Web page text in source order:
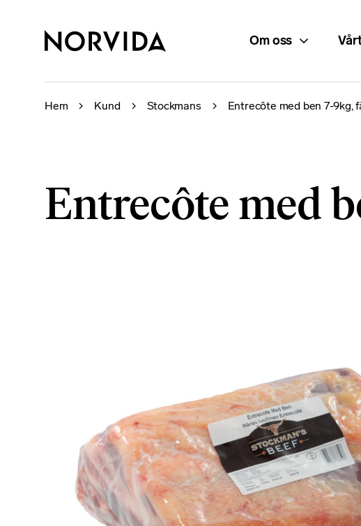
Om oss
Hem Kund Stockmans Entrecôte med ben 7-9kg,
Entrecôte med